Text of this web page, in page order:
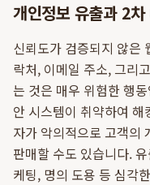
개인정보 유출과 2
신뢰도가 검증되지 않은
락처, 이메일 주소, 그리
는 것은 매우 위험한 행
안 시스템이 취약하여
자가 악의적으로 고객의
판매할 수도 있습니다.
케팅, 명의 도용 등 심각